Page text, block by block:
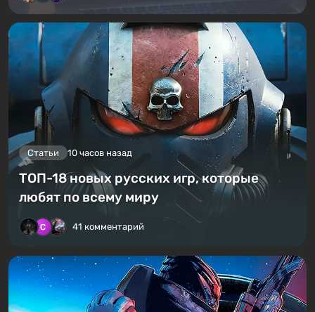
Статьи 10 часов назад
ТОП-18 новых русских игр, которые
любят по всему миру
41 комментарий